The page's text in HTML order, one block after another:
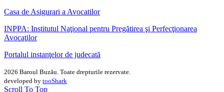
Casa de Asigurari a Avocatilor
INPPA: Institutul Naţional pentru Pregătirea şi Perfecţionarea
Avocaţilor
Portalul instanţelor de judecată
2026 Baroul Buzău. Toate drepturile rezervate.
developed by tooShark
Scroll To Top